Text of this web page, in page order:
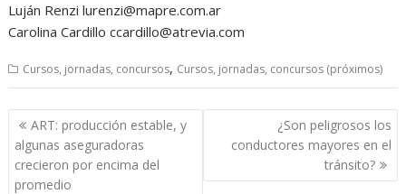
Luján Renzi lurenzi@mapre.com.ar
Carolina Cardillo ccardillo@atrevia.com
Cursos, jornadas, concursos, Cursos, jornadas, concursos (próximos)
Navegación
de
entradas
ART: producción estable, y
algunas aseguradoras
crecieron por encima del
promedio
¿Son peligrosos los
conductores mayores en el
tránsito?